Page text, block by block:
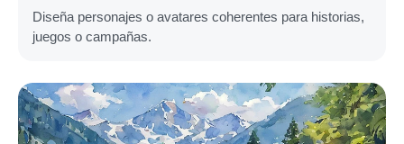
Diseña personajes o avatares coherentes para historias,
juegos o campañas.